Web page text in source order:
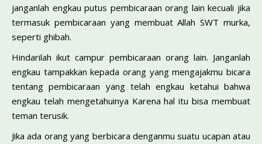
janganlah engkau putus pembicaraan orang lain kecuali jika
termasuk pembicaraan yang membuat Allah SWT murka,
seperti ghibah.
Hindarilah ikut campur pembicaraan orang lain. Janganlah
engkau tampakkan kepada orang yang mengajakmu bicara
tentang pembicaraan yang telah engkau ketahui bahwa
engkau telah mengetahuinya Karena hal itu bisa membuat
teman terusik.
Jika ada orang yang berbicara denganmu suatu ucapan atau